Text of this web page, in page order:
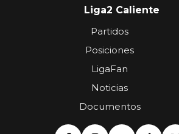
Liga2 Caliente
Partidos
Posiciones
LigaFan
Noticias
Documentos